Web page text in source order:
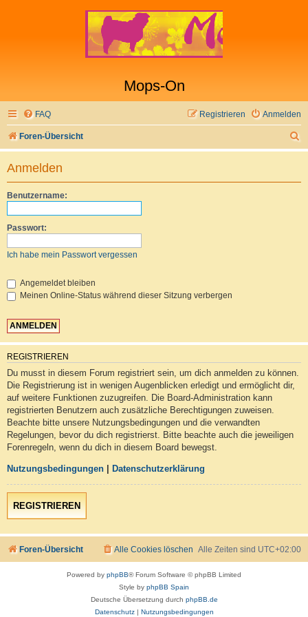
Mops-On
FAQ Anmelden
Registrieren
Foren-Übersicht
u
Anmelden
Benutzername:
Passwort:
Ich habe mein Passwort vergessen
Angemeldet bleiben
Meinen Online-Status während dieser Sitzung verbergen
REGISTRIEREN
Du musst in diesem Forum registriert sein, um dich anmelden zu können.
Die Registrierung ist in wenigen Augenblicken erledigt und ermöglicht dir,
auf weitere Funktionen zuzugreifen. Die Board-Administration kann
registrierten Benutzern auch zusätzliche Berechtigungen zuweisen.
Beachte bitte unsere Nutzungsbedingungen und die verwandten
Regelungen, bevor du dich registrierst. Bitte beachte auch die jeweiligen
Forenregeln, wenn du dich in diesem Board bewegst.
Nutzungsbedingungen Datenschutzerklärung
REGISTRIEREN
Foren-Übersicht Alle Zeiten sind UTC+02:00
Alle Cookies löschen
Powered by phpBB® Forum Software © phpBB Limited
Style by phpBB Spain
Deutsche Übersetzung durch phpBB.de
Datenschutz| Nutzungsbedingungen